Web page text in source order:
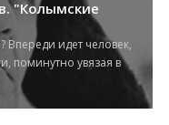
"Колымские
Впереди идет человек,
поминутно увязая в